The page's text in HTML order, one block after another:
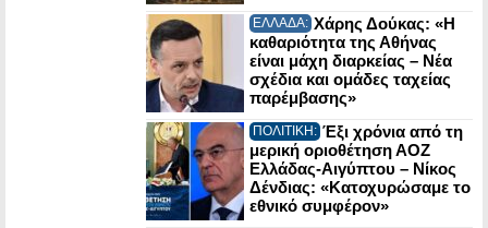
ΕΛΛΑΔΑ: Χάρης Δούκας: «Η
καθαριότητα της Αθήνας
είναι μάχη διαρκείας – Νέα
σχέδια και ομάδες ταχείας
παρέμβασης»
ΠΟΛΙΤΙΚΗ: Έξι χρόνια από τη
μερική οριοθέτηση ΑΟΖ
Ελλάδας-Αιγύπτου – Νίκος
Δένδιας: «Κατοχυρώσαμε το
εθνικό συμφέρον»